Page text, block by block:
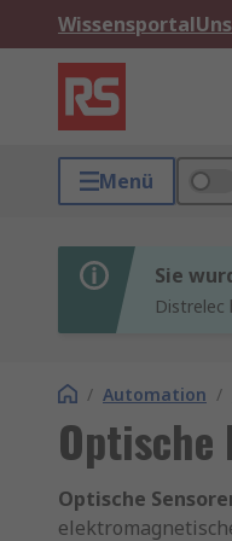
Wissensportal
Menü
Sie
Distrelec
/ Automation /
Optische
Optische